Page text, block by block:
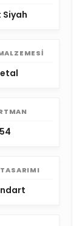
Siyah
54